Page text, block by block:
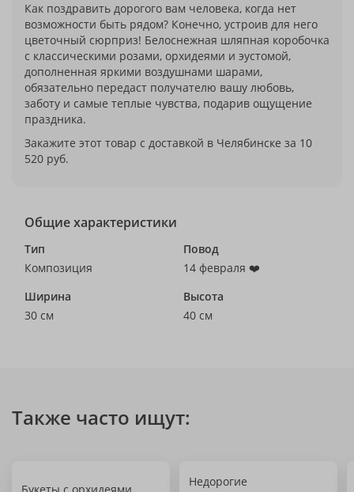
Как поздравить дорогого вам человека, когда нет
возможности быть рядом? Конечно, устроив для него
цветочный сюрприз! Белоснежная шляпная коробочка
с классическими розами, орхидеями и эустомой,
дополненная яркими воздушнами шарами,
обязательно передаст получателю вашу любовь,
заботу и самые теплые чувства, подарив ощущение
праздника.
Закажите этот товар с доставкой в Челябинске за 10
520 руб.
Общие характеристики
Тип
Композиция
Повод
14 февраля ❤️
Ширина
30 см
Высота
40 см
Также часто ищут:
Недорогие